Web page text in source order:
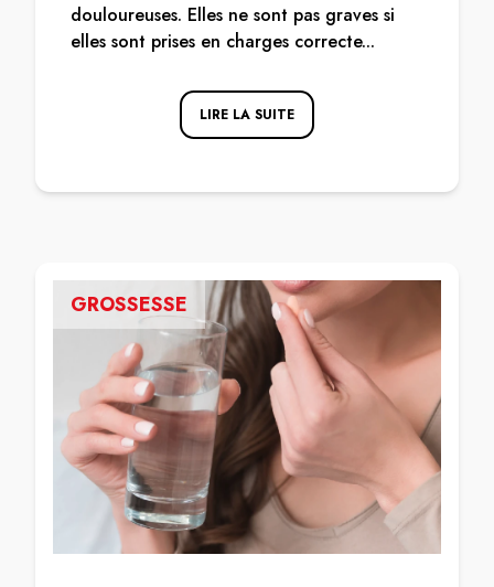
douloureuses. Elles ne sont pas graves si
elles sont prises en charges correcte...
LIRE LA SUITE
GROSSESSE